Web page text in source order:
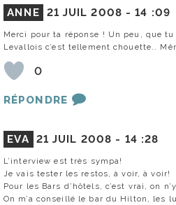
ANNE 21 JUIL 2008 -14 :09
Merci pour ta réponse ! Un peu, que tu
Levallois c’est tellement chouette..
0
RÉPONDRE
EVA 21 JUIL 2008 - 14 :28
L’interview est très sympa!
Je vais tester les restos, à voir, à voir!
Pour les Bars d’hôtels, c’est vrai, on
On m’a conseillé le bar du Hilton, les